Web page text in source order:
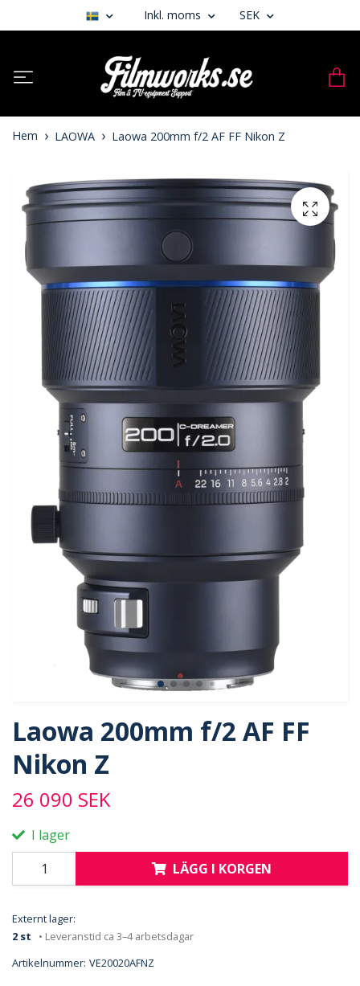
Inkl. moms SEK
Hem LAOWA Laowa 200mm f/2 AF FF Nikon Z
Laowa 200mm f/2 AF FF
Nikon Z
26 090 SEK
I lager
LÄGG I KORGEN
Externt lager:
2 st
• Leveranstid ca 3–4 arbetsdagar
Artikelnummer: VE20020AFNZ